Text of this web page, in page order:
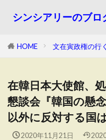
シンシアリーのブロ
HOME 文在寅政権の行
在韓日本大使館、
懇談会『韓国の懸
以外に反対する国
2020年11月21日